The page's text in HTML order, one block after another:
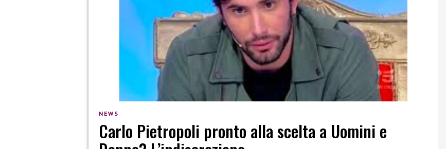
NEWS
Carlo Pietropoli pronto alla scelta a Uomini e